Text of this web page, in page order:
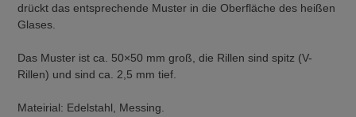
drückt das entsprechende Muster in die Oberfläche des heißen
Glases.
Das Muster ist ca. 50×50 mm groß, die Rillen sind spitz (V-
Rillen) und sind ca. 2,5 mm tief.
Mateirial: Edelstahl, Messing.